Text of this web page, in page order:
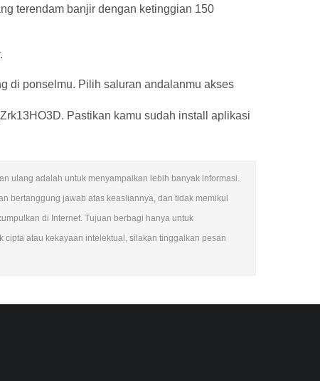
terendam banjir dengan ketinggian 150
di ponselmu. Pilih saluran andalanmu akses
Pastikan kamu sudah install aplikasi
ulang adalah untuk menyampaikan lebih banyak informasi.
bertanggung jawab atas keasliannya, dan tidak memikul
di Internet. Tujuan berbagi hanya untuk
atau kekayaan intelektual, silakan tinggalkan pesan